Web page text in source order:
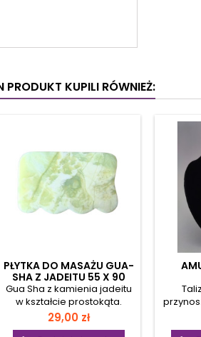
PRODUKT KUPILI RÓWNIEŻ:
PŁYTKA DO MASAŻU GUA-
SHA Z JADEITU 55 X 90
MM
Gua Sha z kamienia jadeitu
w kształcie prostokąta.
Działanie masażu GUA SHA:
przywraca harmonię
Cena
29,00 zł